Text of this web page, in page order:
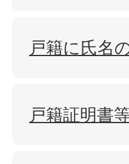
戸籍に氏名
戸籍証明書